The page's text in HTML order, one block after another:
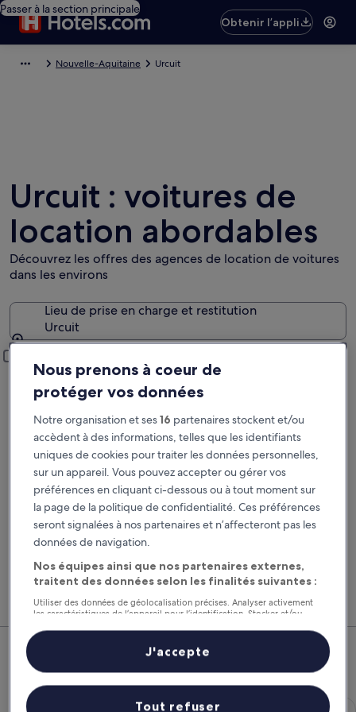
Passer à la section principale
Obtenir l’appli
Nouvelle-Aquitaine Urcuit
Urcuit : voitures de
location abordables
Découvrez les offres des agences de location de voitures
dans les environs
Lieu de prise en charge et restitution
Urcuit
Lieu de prise en charge et restitution
Prise en charge
22 août
Prise en charge
Restitution
J’ai un code de réduction
Rechercher
Comparez les fournisseurs et regroupez vol,
hôtel et location de voiture pour économiser au
maximum.
Urcuit : nos meilleures offres de
voitures
Économique
Économique Chevrolet Spark
Nous prenons à coeur de
protéger vos données
Notre organisation et ses16 partenaires stockent et/ou
accèdent à des informations, telles que les identifiants
uniques de cookies pour traiter les données personnelles,
sur un appareil. Vous pouvez accepter ou gérer vos
préférences en cliquant ci-dessous ou à tout moment sur
la page de la politique de confidentialité. Ces préférences
seront signalées à nos partenaires et n’affecteront pas les
données de navigation.
Nos équipes ainsi que nos partenaires externes,
traitent des données selon les finalités suivantes :
Utiliser des données de géolocalisation précises. Analyser activement
les caractéristiques de l’appareil pour l’identification. Stocker et/ou
personnalisés, mesure de performance des publicités et du contenu,
études d’audience et développement de services.
Liste de nos partenaires (fournisseurs)
Tout refuser
J'accepte